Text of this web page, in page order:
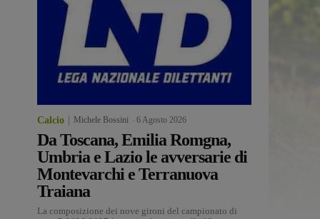
Calcio Michele Bossini 6 Agosto 2026
Da Toscana, Emilia Romgna,
Umbria e Lazio le avversarie di
Montevarchi e Terranuova
Traiana
La composizione dei nove gironi del campionato di